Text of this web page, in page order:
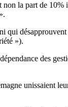
la part de 10%
qui
»).
des
unissaient